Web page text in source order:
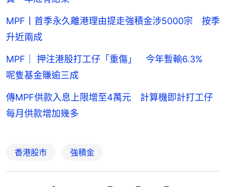
MPF丨首季永久離港理由提走強積金涉5000宗 按季
升近兩成
MPF｜ 押注港股打工仔「重傷」 今年暫輸6.3%
呢隻基金賺逾三成
傳MPF供款入息上限增至4萬元 計算機即計打工仔
每月供款增加幾多
香港股市 強積金